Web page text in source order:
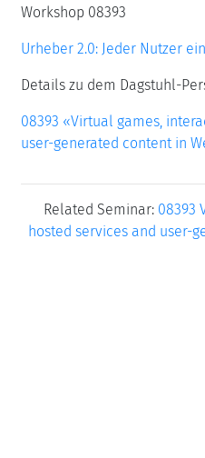
Workshop 08393
Urheber 2.0: Jeder Nutzer
Details zu dem Dagstuhl-
08393 «Virtual games,
user-generated content in
Related Seminar: 08393
hosted services and user-